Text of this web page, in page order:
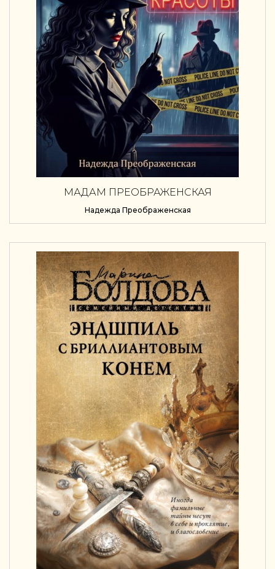
МАДАМ ПРЕОБРАЖЕНСКАЯ
Надежда Преображенская